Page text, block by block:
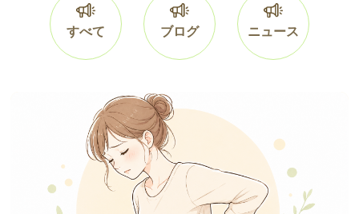
腰痛・膝痛
鍼・灸・小児鍼
特殊電気施術
訪問鍼灸
すべて ブログ ニュース